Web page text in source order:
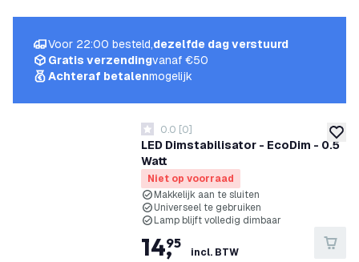
LED Dimstabilisator - EcoDim - 0.5
Watt
0 score sterren
0.0 [0]
Niet op voorraad
Makkelijk aan te sluiten
Universeel te gebruiken
Lamp blijft volledig dimbaar
14,
95
incl. BTW
Voor 22:00 besteld,dezelfde dag verstuurd
Gratis verzendingvanaf €50
Achteraf betalenmogelijk